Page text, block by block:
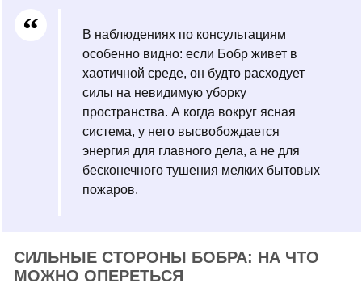
В наблюдениях по консультациям
особенно видно: если Бобр живет в
хаотичной среде, он будто расходует
силы на невидимую уборку
пространства. А когда вокруг ясная
система, у него высвобождается
энергия для главного дела, а не для
бесконечного тушения мелких бытовых
пожаров.
СИЛЬНЫЕ СТОРОНЫ БОБРА: НА ЧТО
МОЖНО ОПЕРЕТЬСЯ